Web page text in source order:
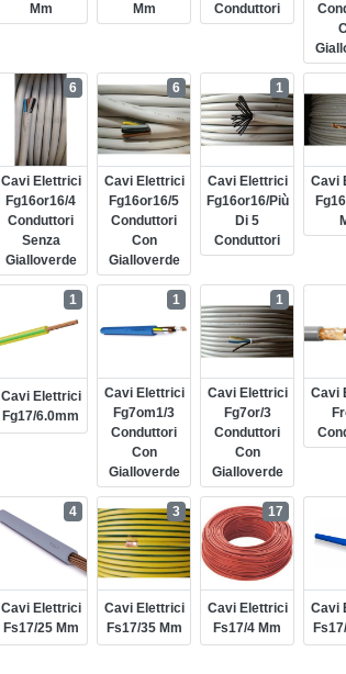
Mm
Mm
Conduttori
Cavi Elettrici
Fg16or16/4
Conduttori
Senza
Gialloverde
6
Cavi Elettrici
Fg16or16/5
Conduttori
Con
Gialloverde
6
Cavi Elettrici
Fg16or16/più
Di 5
Conduttori
1
Cavi
Cavi Elettrici
Fg17/6.0mm
1
Cavi Elettrici
Fg7om1/3
Conduttori
Con
Gialloverde
1
Cavi Elettrici
Fg7or/3
Conduttori
Con
Gialloverde
1
Cavi
Cavi Elettrici
Fs17/25 Mm
4
Cavi Elettrici
Fs17/35 Mm
3
Cavi Elettrici
Fs17/4 Mm
17
Cavi